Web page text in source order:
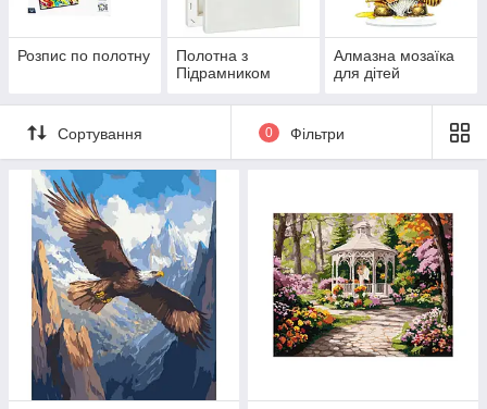
Розпис по полотну
Полотна з
Підрамником
Алмазна мозаїка
для дітей
Сортування 0 Фільтри